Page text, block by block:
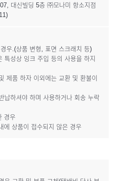
대신빌딩 5층 ㈜모나미 항소지점
우.(상품 변형, 표면 스크래치 등)
특성상 잉크 주입 등의 사용을 하지
제품 하자 이외에는 교환 및 환불이
납하셔야 하며 사용하거나 회송 누락
경우
에 상품이 접수되지 않은 경우